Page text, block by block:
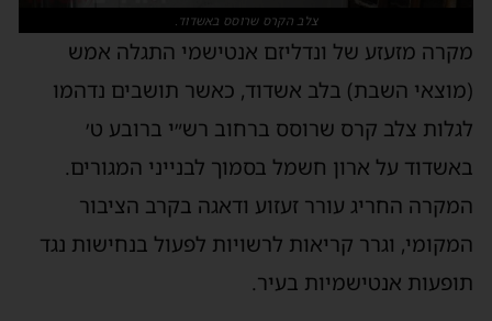
צלב הקרס שרוסס באשדוד.
מקרה מזעזע של ונדליזם אנטישמי התגלה אמש
(מוצאי השבת) בלב אשדוד, כאשר תושבים נדהמו
לגלות צלב קרס שרוסס ברחוב רש״י ברובע ט׳
באשדוד על ארון חשמל בסמוך לבנייני המגורים.
המקרה החריג עורר זעזוע ודאגה בקרב הציבור
המקומי, וגרר קריאות לרשויות לפעול בנחישות נגד
תופעות אנטישמיות בעיר.